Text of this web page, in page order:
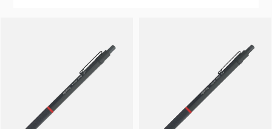
schrijfervaring. Dankzij de hoge duurzaamheid is het perfect
voor notities en dagelijks gebruik.
Of u nu kiest voor het vulpotlood of de balpen, u krijgt een
stijlvol en duurzaam instrument dat functie en design
perfect combineert.